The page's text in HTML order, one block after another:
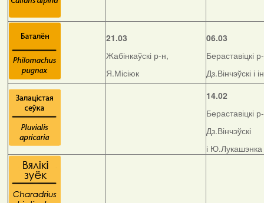
21.03
Жабінкаўскі р-н,
Я.Місіюк
06.03
Бераставіцкі
Дз.Вінчэўскі і
14.02
Бераставіцкі
Дз.Вінчэўскі
і Ю.Лукашэнка